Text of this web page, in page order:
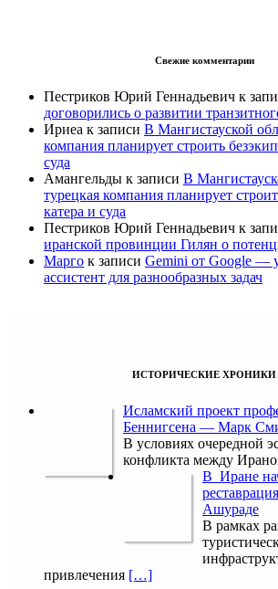
Свежие комментарии
Пестриков Юрий Геннадьевич к
договорились о развитии
Ириеа к записи В Мангистауской
компания планирует строить
суда
Амангельды к записи В
турецкая компания планирует
катера и суда
Пестриков Юрий Геннадьевич к
иранской провинции Гилян о
Марго к записи Gemini от Google —
ассистент для разнообразных задач
ИСТОРИЧЕСКИЕ ХРОНИКИ
Исламский проект
Беннигсена — Марк
В условиях очередной
конфликта между
В Иране
Ашураде
В рамках
привлечения […]